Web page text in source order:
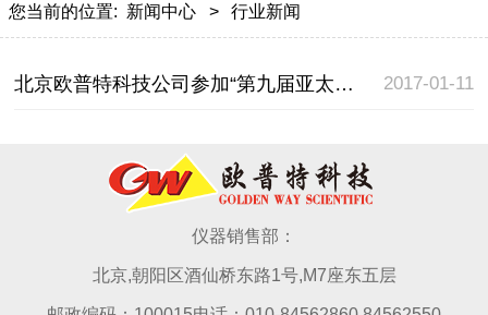
您当前的位置: 新闻中心 > 行业新闻
北京欧普特科技公司参加“第九届亚太遥感大会” 2017-01-11
仪器销售部：
北京,朝阳区酒仙桥东路1号,M7座东五层